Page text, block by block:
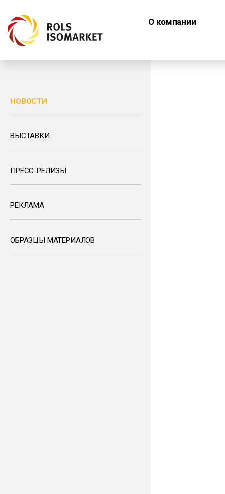
О компании
НОВОСТИ
ВЫСТАВКИ
ПРЕСС-РЕЛИЗЫ
РЕКЛАМА
ОБРАЗЦЫ МАТЕРИАЛОВ